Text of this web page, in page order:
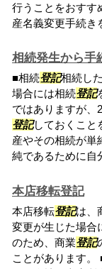
行うことをおすす
産名義変更手続き
相続発生から手
■相続登記相続し
場合には相続登記
ではありますが、
登記しておくこと
産やその相続が単
純であるために自
本店移転登記
本店移転登記は、
変更が生じた場合
のため、商業登記
ことがあります。